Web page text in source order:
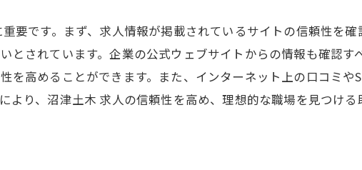
文化と労働環境の調和
ルに合った勤務形態の選び方
環境がもたらすリラクゼーション効果
かしたキャリアアップの可能性
要です。まず、求人情報が掲載されているサイトの信頼性を
されています。企業の公式ウェブサイトからの情報も確認す
高めることができます。また、インターネット上の口コミや
り、沼津土木 求人の信頼性を高め、理想的な職場を見つける